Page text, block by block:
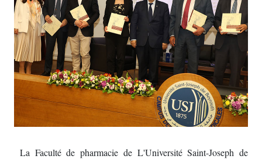
La Faculté de pharmacie de L'Université Saint-Joseph de